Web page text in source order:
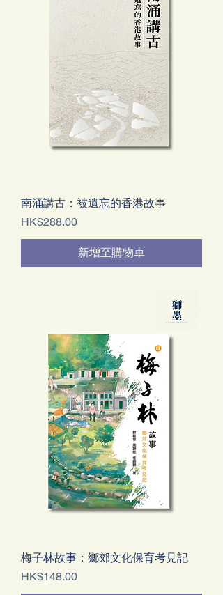
南涌講古：被遺忘的香港故事
價格
HK$288.00
新增至購物車
梅子林故事：鄉郊文化保育考見記
價格
HK$148.00